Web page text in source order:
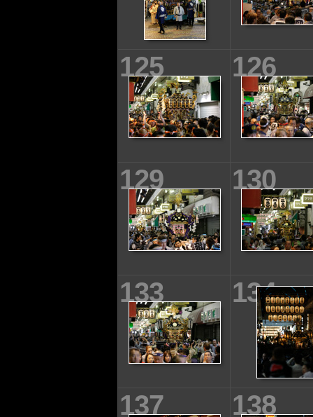
125 126
129 130
133 134
137 138